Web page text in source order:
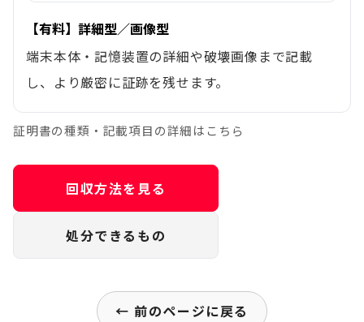
【有料】詳細型／画像型
端末本体・記憶装置の詳細や破壊画像まで記載
し、より厳密に証跡を残せます。
証明書の種類・記載項目の詳細はこちら
回収方法を見る
処分できるもの
← 前のページに戻る